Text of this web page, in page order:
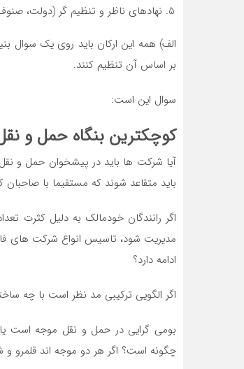
نهادهای ناظر و تنظیم گر (دولت،
الف) همه این ارکان باید روی یک سوال
بر اساس آن تنظیم کنند.
سوال این است:
کوچکترین بنگاه حمل و
آیا شرکت ها باید در پیشخوان حمل و
باید متقاعد شوند که مستقیما با
اگر رانندگان خودمالک به دلیل کثرت
مدیریت شود، تاسیس انواع شرکت های
ادامه دارد؟
اگر الگویی ترکیبی مد نظر است با چه
بومی گرایی در حمل و نقل موجه است یا
چگونه است؟ اگر هر دو موجه اند قلمرو